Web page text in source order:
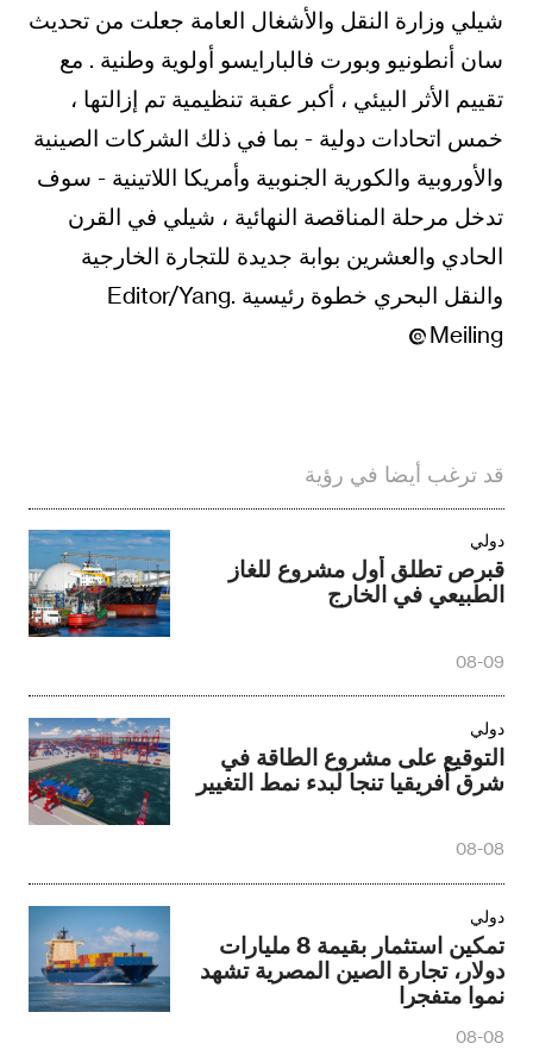
شيلي وزارة النقل والأشغال العامة جعلت من تحديث
سان أنطونيو وبورت فالبارايسو أولوية وطنية . مع
تقييم الأثر البيئي ، أكبر عقبة تنظيمية تم إزالتها ،
خمس اتحادات دولية - بما في ذلك الشركات الصينية
والأوروبية والكورية الجنوبية وأمريكا اللاتينية - سوف
تدخل مرحلة المناقصة النهائية ، شيلي في القرن
الحادي والعشرين بوابة جديدة للتجارة الخارجية
والنقل البحري خطوة رئيسية .Editor/Yang
Meiling
قد ترغب أيضا في رؤية
دولي
قبرص تطلق أول مشروع للغاز
الطبيعي في الخارج
08-09
دولي
التوقيع على مشروع الطاقة في
شرق أفريقيا تنجا لبدء نمط التغيير
08-08
دولي
تمكين استثمار بقيمة 8 مليارات
دولار، تجارة الصين المصرية تشهد
نموا متفجرا
08-08